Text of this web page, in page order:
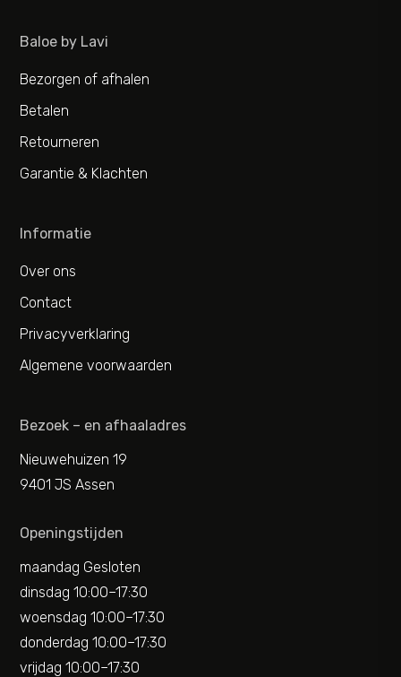
Baloe by Lavi
Bezorgen of afhalen
Betalen
Retourneren
Garantie & Klachten
Informatie
Over ons
Contact
Privacyverklaring
Algemene voorwaarden
Bezoek – en afhaaladres
Nieuwehuizen 19
9401 JS Assen
Openingstijden
maandag Gesloten
dinsdag 10:00–17:30
woensdag 10:00–17:30
donderdag 10:00–17:30
vrijdag 10:00–17:30